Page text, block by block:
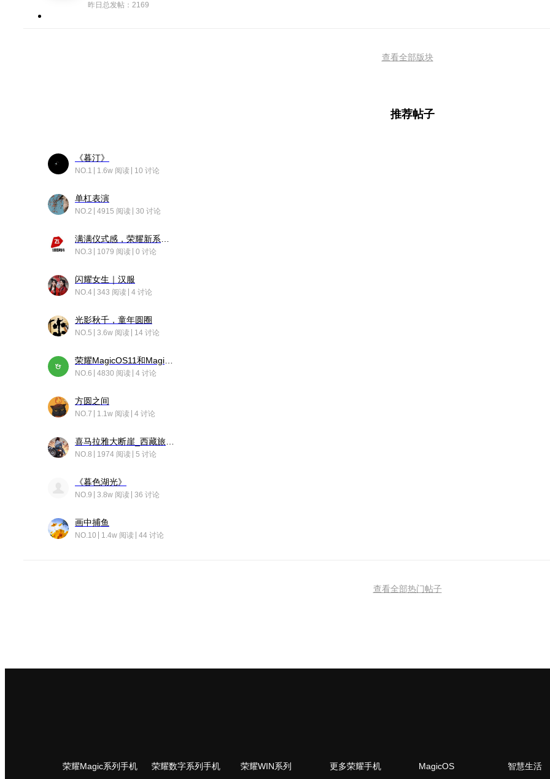
昨日总发帖：2169
查看全部版块
推荐帖子
《暮汀》
NO.1 1.6w 阅读 10 讨论
单杠表演
NO.2 4915 阅读 30 讨论
NO.3 1079 阅读 0 讨论
闪耀女生｜汉服
NO.4 343 阅读 4 讨论
光影秋千，童年圆圈
NO.5 3.6w 阅读 14 讨论
NO.6 4830 阅读 4 讨论
方圆之间
NO.7 1.1w 阅读 4 讨论
NO.8 1974 阅读 5 讨论
《暮色湖光》
NO.9 3.8w 阅读 36 讨论
画中捕鱼
NO.10 1.4w 阅读 44 讨论
查看全部热门帖子
荣耀Magic系列手机 荣耀数字系列手机 荣耀WIN系列 更多荣耀手机 MagicOS 智慧生活